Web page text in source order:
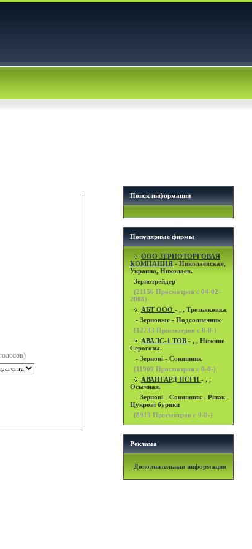
Поиск информации
Популярные фирмы
OOO ЗЕРНОТОРГОВАЯ
КОМПАНИЯ - Николаевская,
Украина, Николаев.
Зернотрейдер
(21156 Просмотров с 04-02-
2008)
АБТ ООО - , , Третьяковка.
- Зерновые - Подсолнечник
(12733 Просмотров с 0-0-)
АВАЛС-1 ТОВ - , , Нижние
Серогозы.
- Зернові - Соняшник
(11909 Просмотров с 0-0-)
АВАНГАРД ПСГП - , ,
Осычная.
- Зернові - Соняшник - Ріпак -
Цукрові буряки
(8913 Просмотров с 0-0-)
Реклама
Дополнительная информация